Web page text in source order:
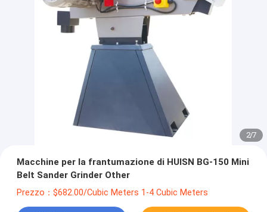
2/7
Macchine per la frantumazione di HUISN BG-150 Mini
Belt Sander Grinder Other
Prezzo：$682.00/Cubic Meters 1-4 Cubic Meters